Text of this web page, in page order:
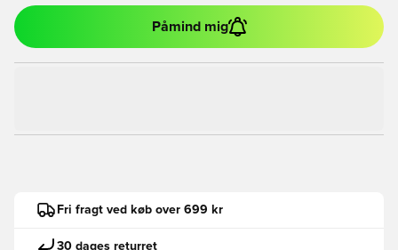
Påmind mig
Fri fragt ved køb over 699 kr
30 dages returret